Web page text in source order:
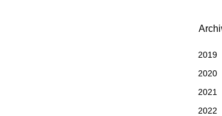
2019
2020
2021
2022